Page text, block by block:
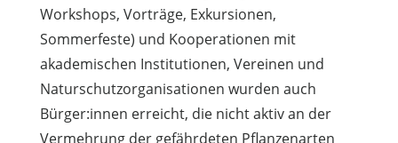
Workshops, Vorträge, Exkursionen,
Sommerfeste) und Kooperationen mit
akademischen Institutionen, Vereinen und
Naturschutzorganisationen wurden auch
Bürger:innen erreicht, die nicht aktiv an der
Vermehrung der gefährdeten Pflanzenarten